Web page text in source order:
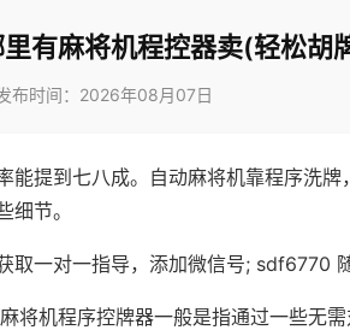
有麻将机程控器卖(轻松胡
布时间：2026年08月07日
能提到七八成。自动麻将机靠程序洗牌
节。
取一对一指导，添加微信号; sdf6770
将机程序控牌器一般是指通过一些无